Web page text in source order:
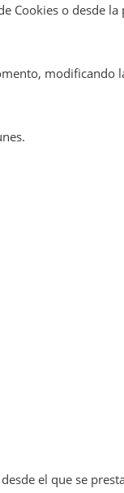
Cookies o desde la
modificando
el que se